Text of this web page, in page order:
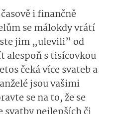
i finančně
se málokdy vrátí
jim „ulevili” od
alespoň s tisícovkou
čeká více svateb a
jsou vašimi
se na to, že se